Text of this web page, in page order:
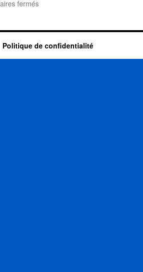
ferméssur
Politique de confidentialité